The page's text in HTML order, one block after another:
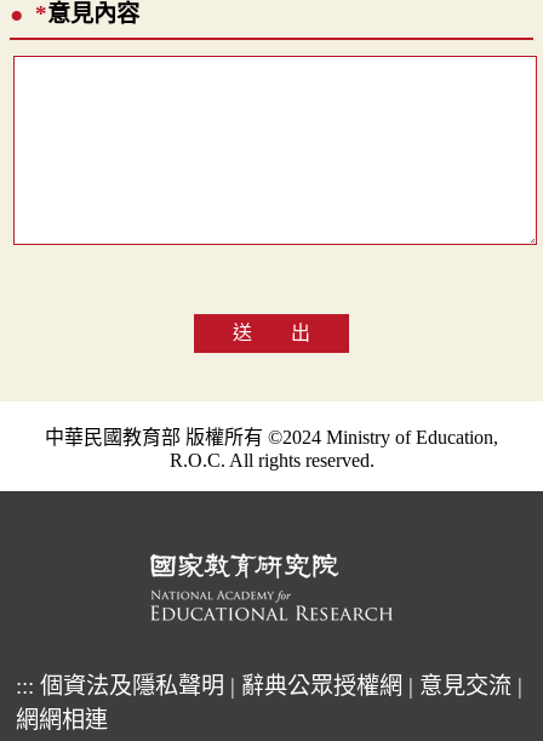
*意見內容
送 出
中華民國教育部 版權所有 ©2024 Ministry of Education,
R.O.C. All rights reserved.
::: 個資法及隱私聲明 | 辭典公眾授權網 | 意見交流 |
網網相連